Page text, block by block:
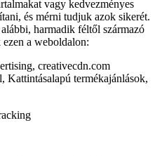
vagy kedvezményes
és mérni tudjuk azok sikerét.
harmadik féltől származó
a weboldalon:
creativecdn.com
termékajánlások,